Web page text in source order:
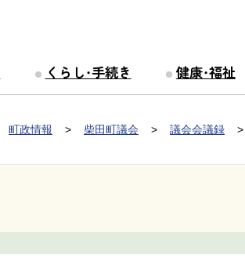
くらし・手続き 健康・福祉
町政情報 柴田町議会 議会会議録